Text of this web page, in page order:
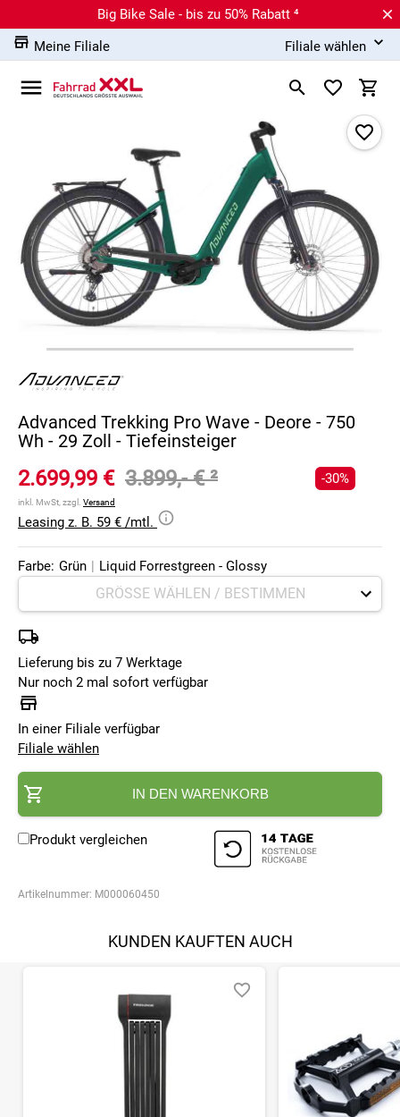
Big Bike Sale - bis zu 50% Rabatt ⁴
Meine Filiale
Filiale wählen
Advanced Trekking Pro Wave - Deore - 750
Wh - 29 Zoll - Tiefeinsteiger
2.699,99 € 3.899,- €²
inkl. MwSt, zzgl. Versand
-30%
Leasing z. B. 59 € /mtl.
Farbe: Grün | Liquid Forrestgreen - Glossy
Lieferung bis zu 7 Werktage
Nur noch 2 mal sofort verfügbar
In einer Filiale verfügbar
Filiale wählen
IN DEN WARENKORB
Produkt vergleichen
Artikelnummer: M000060450
KUNDEN KAUFTEN AUCH